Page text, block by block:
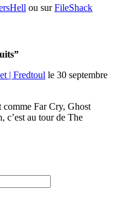
ou surFileShack
| Fredtoul le 30 septembre
Far Cry, Ghost
c’est au tour de The